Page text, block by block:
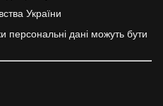
України
персональні дані можуть бути